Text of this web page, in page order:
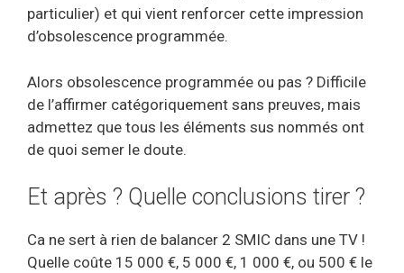
particulier) et qui vient renforcer cette impression
d’obsolescence programmée.
Alors obsolescence programmée ou pas ? Difficile
de l’affirmer catégoriquement sans preuves, mais
admettez que tous les éléments sus nommés ont
de quoi semer le doute.
Et après ? Quelle conclusions tirer ?
Ca ne sert à rien de balancer 2 SMIC dans une TV !
Quelle coûte 15 000 €, 5 000 €, 1 000 €, ou 500 € le